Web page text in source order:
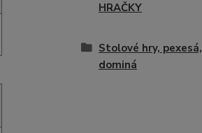
HRAČKY
Stolové hry, pexesá,
dominá